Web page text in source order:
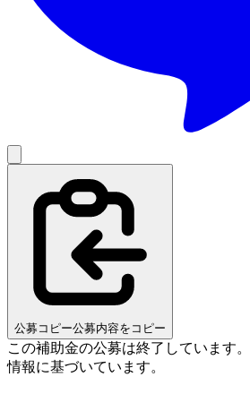
公募コピー公募内容をコピー
この補助金の公募は終了しています。
情報に基づいています。